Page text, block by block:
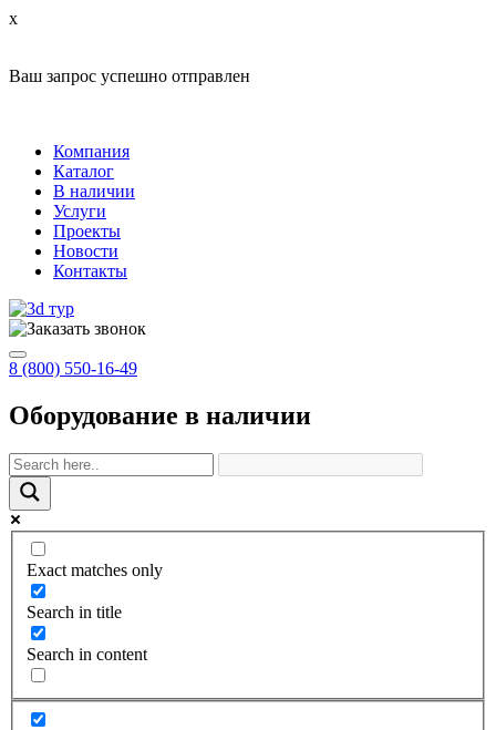
x
Ваш запрос успешно отправлен
Компания
Каталог
В наличии
Услуги
Проекты
Новости
Контакты
8 (800) 550-16-49
Оборудование в наличии
Exact matches only
Search in title
Search in content